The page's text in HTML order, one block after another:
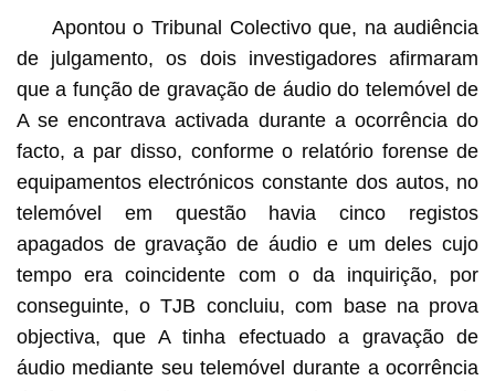
Apontou o Tribunal Colectivo que, na audiência
de julgamento, os dois investigadores afirmaram
que a função de gravação de áudio do telemóvel de
A se encontrava activada durante a ocorrência do
facto, a par disso, conforme o relatório forense de
equipamentos electrónicos constante dos autos, no
telemóvel em questão havia cinco registos
apagados de gravação de áudio e um deles cujo
tempo era coincidente com o da inquirição, por
conseguinte, o TJB concluiu, com base na prova
objectiva, que A tinha efectuado a gravação de
áudio mediante seu telemóvel durante a ocorrência